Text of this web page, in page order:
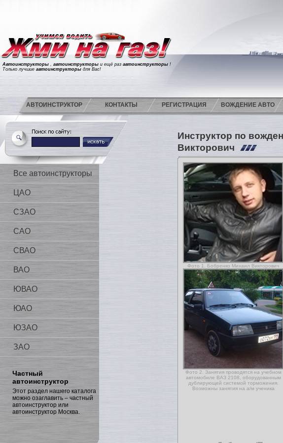
Автоинструкторы , автоинструкторы и ещё раз автоинструкторы !
Только лучшие автоинструкторы для Вас!
АВТОИНСТРУКТОР КОНТАКТЫ РЕГИСТРАЦИЯ ВОЖДЕНИЕ АВТО
Все автоинструкторы
ЦАО
СЗАО
САО
СВАО
ВАО
ЮВАО
ЮАО
ЮЗАО
ЗАО
Частный
автоинструктор
Этот раздел нашего каталога
можно озаглавить – частный
автоинструктор или
автоинструктор Москва.
Инструктор по
Викторович
Фото 1. Бобренко Михаил Викторович
Фото 2. Занятия проводятся на учебном
автомобиле ВАЗ 2108, оборудованным
дублирующей системой торможения.
Возможны занятия на а/м ученика